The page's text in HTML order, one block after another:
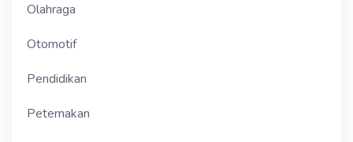
Olahraga
Otomotif
Pendidikan
Peternakan